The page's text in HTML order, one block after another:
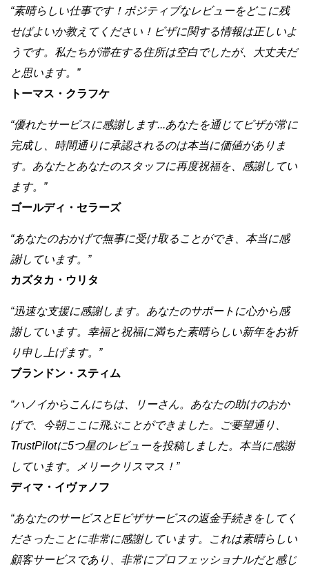
“素晴らしい仕事です！ポジティブなレビューをどこに残
せばよいか教えてください！ビザに関する情報は正しいよ
うです。私たちが滞在する住所は空白でしたが、大丈夫だ
と思います。”
トーマス・クラフケ
“優れたサービスに感謝します...あなたを通じてビザが常に
完成し、時間通りに承認されるのは本当に価値がありま
す。あなたとあなたのスタッフに再度祝福を、感謝してい
ます。”
ゴールディ・セラーズ
“あなたのおかげで無事に受け取ることができ、本当に感
謝しています。”
カズタカ・ウリタ
“迅速な支援に感謝します。あなたのサポートに心から感
謝しています。幸福と祝福に満ちた素晴らしい新年をお祈
り申し上げます。”
ブランドン・スティム
“ハノイからこんにちは、リーさん。あなたの助けのおか
げで、今朝ここに飛ぶことができました。ご要望通り、
TrustPilotに5つ星のレビューを投稿しました。本当に感謝
しています。メリークリスマス！”
ディマ・イヴァノフ
“あなたのサービスとEビザサービスの返金手続きをしてく
ださったことに非常に感謝しています。これは素晴らしい
顧客サービスであり、非常にプロフェッショナルだと感じ